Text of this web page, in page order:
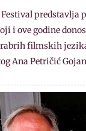
predstavlja
i ove godine
filmskih
Ana Petričić